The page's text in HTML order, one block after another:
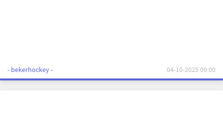
- bekerhockey - 04-10-2025 09:00